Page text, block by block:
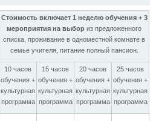
Стоимость включает 1 неделю обучения + 3
мероприятия на выбор из предложенного
списка, проживание в одноместной комнате в
семье учителя, питание полный пансион.
10 часов
обучения +
культурная
программа
15 часов
обучения +
культурная
программа
20 часов
обучения +
культурная
программа
25 часов
обучения +
культурная
программа